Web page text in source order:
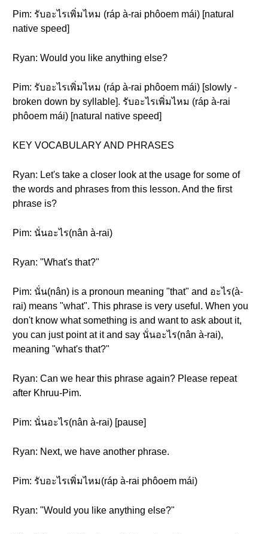
Pim: รับอะไรเพิ่มไหม (ráp à-rai phôoem mái) [natural
native speed]
Ryan: Would you like anything else?
Pim: รับอะไรเพิ่มไหม (ráp à-rai phôoem mái) [slowly -
broken down by syllable]. รับอะไรเพิ่มไหม (ráp à-rai
phôoem mái) [natural native speed]
KEY VOCABULARY AND PHRASES
Ryan: Let's take a closer look at the usage for some of
the words and phrases from this lesson. And the first
phrase is?
Pim: นั่นอะไร(nân à-rai)
Ryan: "What's that?"
Pim: นั่น(nân) is a pronoun meaning "that" and อะไร(à-
rai) means "what". This phrase is very useful. When you
don't know what something is and want to ask about it,
you can just point at it and say นั่นอะไร(nân à-rai),
meaning "what's that?"
Ryan: Can we hear this phrase again? Please repeat
after Khruu-Pim.
Pim: นั่นอะไร(nân à-rai) [pause]
Ryan: Next, we have another phrase.
Pim: รับอะไรเพิ่มไหม(ráp à-rai phôoem mái)
Ryan: "Would you like anything else?"